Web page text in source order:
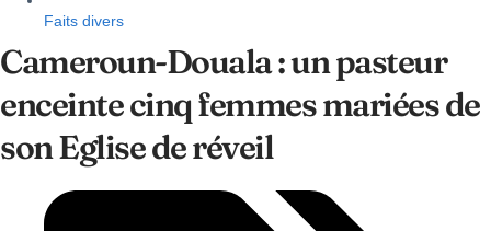
Faits divers
Cameroun-Douala : un pasteur
enceinte cinq femmes mariées de
son Eglise de réveil